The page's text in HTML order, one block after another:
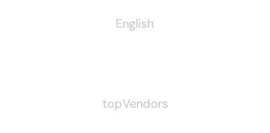
English
topVendors